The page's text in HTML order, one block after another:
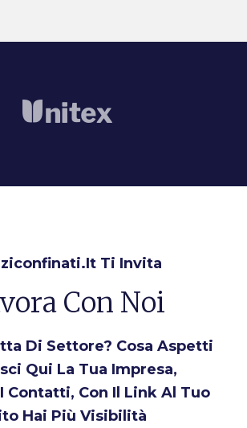
Ti Invita
Con Noi
Di Settore? Cosa Aspetti
Qui La Tua Impresa,
Contatti, Con Il Link Al Tuo
Hai Più Visibilità